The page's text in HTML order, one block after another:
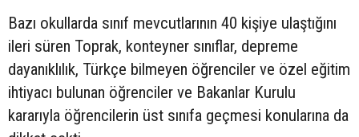
Bazı okullarda sınıf mevcutlarının 40 kişiye ulaştığını
ileri süren Toprak, konteyner sınıflar, depreme
dayanıklılık, Türkçe bilmeyen öğrenciler ve özel eğitim
ihtiyacı bulunan öğrenciler ve Bakanlar Kurulu
kararıyla öğrencilerin üst sınıfa geçmesi konularına da